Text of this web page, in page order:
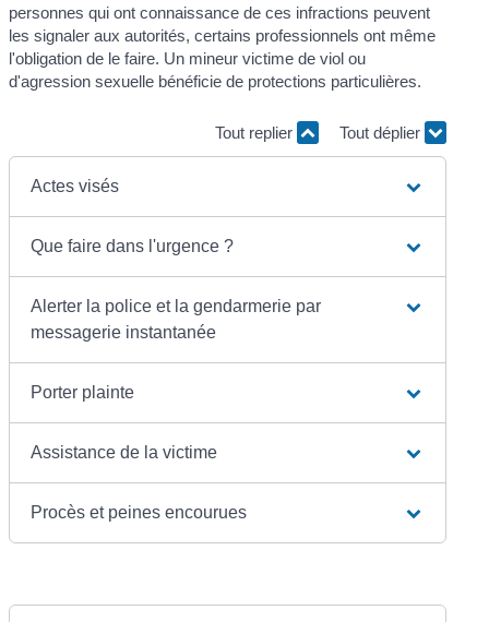
personnes qui ont connaissance de ces infractions peuvent
les signaler aux autorités, certains professionnels ont même
l'obligation de le faire. Un mineur victime de viol ou
d'agression sexuelle bénéficie de protections particulières.
Tout replier Tout déplier
Actes visés
Que faire dans l'urgence ?
Alerter la police et la gendarmerie par
messagerie instantanée
Porter plainte
Assistance de la victime
Procès et peines encourues